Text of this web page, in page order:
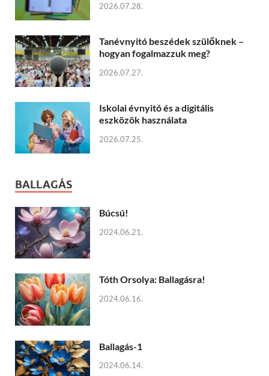
2026.07.28.
Tanévnyitó beszédek szülőknek –
hogyan fogalmazzuk meg?
2026.07.27.
Iskolai évnyitó és a digitális
eszközök használata
2026.07.25.
BALLAGÁS
Búcsú!
2024.06.21.
Tóth Orsolya: Ballagásra!
2024.06.16.
Ballagás-1
2024.06.14.